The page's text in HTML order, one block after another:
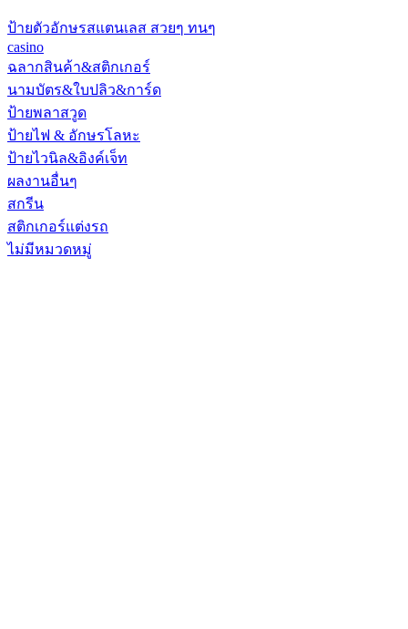
ป้ายตัวอักษรสแตนเลส สวยๆ ทนๆ
casino
ฉลากสินค้า&สติกเกอร์
นามบัตร&ใบปลิว&การ์ด
ป้ายพลาสวูด
ป้ายไฟ & อักษรโลหะ
ป้ายไวนิล&อิงค์เจ็ท
ผลงานอื่นๆ
สกรีน
สติกเกอร์แต่งรถ
ไม่มีหมวดหมู่